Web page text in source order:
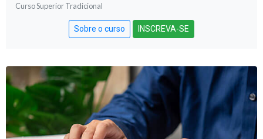
Curso Superior Tradicional
Sobre o curso INSCREVA-SE